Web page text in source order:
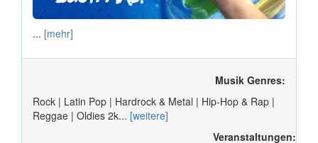
... [mehr]
Musik Genres:
Rock | Latin Pop | Hardrock & Metal | Hip-Hop & Rap |
Reggae | Oldies 2k... [weitere]
Veranstaltungen: